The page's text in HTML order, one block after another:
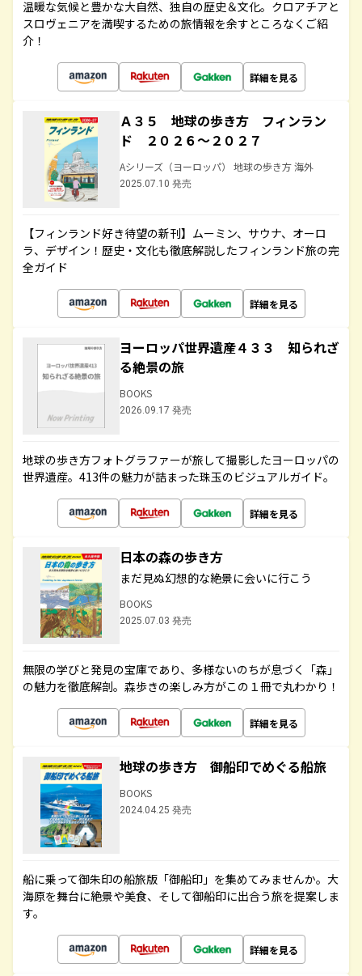
温暖な気候と豊かな大自然、独自の歴史＆文化。クロアチアと
スロヴェニアを満喫するための旅情報を余すところなくご紹
介！
詳細を見る
Ａ３５ 地球の歩き方 フィンラン
ド ２０２６～２０２７
Aシリーズ（ヨーロッパ） 地球の歩き方 海外
2025.07.10 発売
【フィンランド好き待望の新刊】ムーミン、サウナ、オーロ
ラ、デザイン！歴史・文化も徹底解説したフィンランド旅の完
全ガイド
詳細を見る
ヨーロッパ世界遺産４３３ 知られざ
る絶景の旅
BOOKS
2026.09.17 発売
地球の歩き方フォトグラファーが旅して撮影したヨーロッパの
世界遺産。413件の魅力が詰まった珠玉のビジュアルガイド。
詳細を見る
日本の森の歩き方
まだ見ぬ幻想的な絶景に会いに行こう
BOOKS
2025.07.03 発売
無限の学びと発見の宝庫であり、多様ないのちが息づく「森」
の魅力を徹底解剖。森歩きの楽しみ方がこの１冊で丸わかり！
詳細を見る
地球の歩き方 御船印でめぐる船旅
BOOKS
2024.04.25 発売
船に乗って御朱印の船旅版「御船印」を集めてみませんか。大
海原を舞台に絶景や美食、そして御船印に出合う旅を提案しま
す。
詳細を見る